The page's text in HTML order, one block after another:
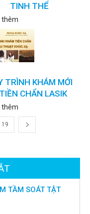
TINH THỂ
TRÌNH KHÁM MỚI
CHẨN LASIK
TẦM SOÁT TẬT